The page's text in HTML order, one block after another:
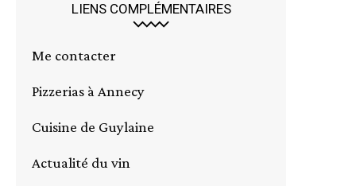
LIENS COMPLÉMENTAIRES
Me contacter
Pizzerias à Annecy
Cuisine de Guylaine
Actualité du vin